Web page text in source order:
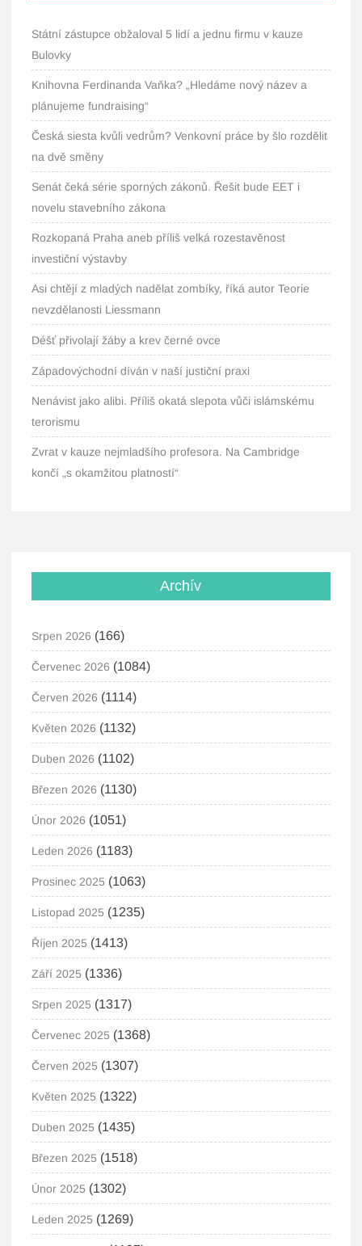
Státní zástupce obžaloval 5 lidí a jednu firmu v kauze
Bulovky
Knihovna Ferdinanda Vaňka? „Hledáme nový název a
plánujeme fundraising“
Česká siesta kvůli vedrům? Venkovní práce by šlo rozdělit
na dvě směny
Senát čeká série sporných zákonů. Řešit bude EET i
novelu stavebního zákona
Rozkopaná Praha aneb příliš velká rozestavěnost
investiční výstavby
Asi chtějí z mladých nadělat zombíky, říká autor Teorie
nevzdělanosti Liessmann
Déšť přivolají žáby a krev černé ovce
Západovýchodní díván v naší justiční praxi
Nenávist jako alibi. Příliš okatá slepota vůči islámskému
terorismu
Zvrat v kauze nejmladšího profesora. Na Cambridge
končí „s okamžitou platností“
Archív
Srpen 2026 (166)
Červenec 2026 (1084)
Červen 2026 (1114)
Květen 2026 (1132)
Duben 2026 (1102)
Březen 2026 (1130)
Únor 2026 (1051)
Leden 2026 (1183)
Prosinec 2025 (1063)
Listopad 2025 (1235)
Říjen 2025 (1413)
Září 2025 (1336)
Srpen 2025 (1317)
Červenec 2025 (1368)
Červen 2025 (1307)
Květen 2025 (1322)
Duben 2025 (1435)
Březen 2025 (1518)
Únor 2025 (1302)
Leden 2025 (1269)